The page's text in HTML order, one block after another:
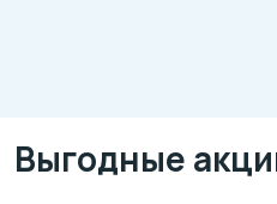
Выгодные